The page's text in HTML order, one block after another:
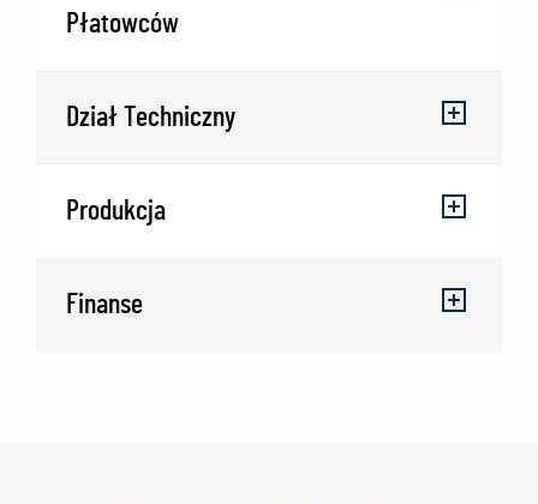
Płatowców
Dział Techniczny
Produkcja
Finanse